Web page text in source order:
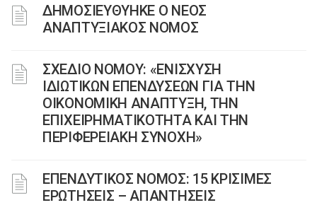
ΔΗΜΟΣΙΕΥΘΥΗΚΕ Ο ΝΕΟΣ
ΑΝΑΠΤΥΞΙΑΚΟΣ ΝΟΜΟΣ
ΣΧΕΔΙΟ ΝΟΜΟΥ: «ΕΝΙΣΧΥΣΗ
ΙΔΙΩΤΙΚΩΝ ΕΠΕΝΔΥΣΕΩΝ ΓΙΑ ΤΗΝ
ΟΙΚΟΝΟΜΙΚΗ ΑΝΑΠΤΥΞΗ, ΤΗΝ
ΕΠΙΧΕΙΡΗΜΑΤΙΚΟΤΗΤΑ ΚΑΙ ΤΗΝ
ΠΕΡΙΦΕΡΕΙΑΚΗ ΣΥΝΟΧΗ»
ΕΠΕΝΔΥΤΙΚΟΣ ΝΟΜΟΣ: 15 ΚΡΙΣΙΜΕΣ
ΕΡΩΤΗΣΕΙΣ – ΑΠΑΝΤΗΣΕΙΣ